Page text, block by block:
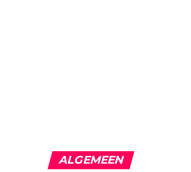
ALGEMEEN